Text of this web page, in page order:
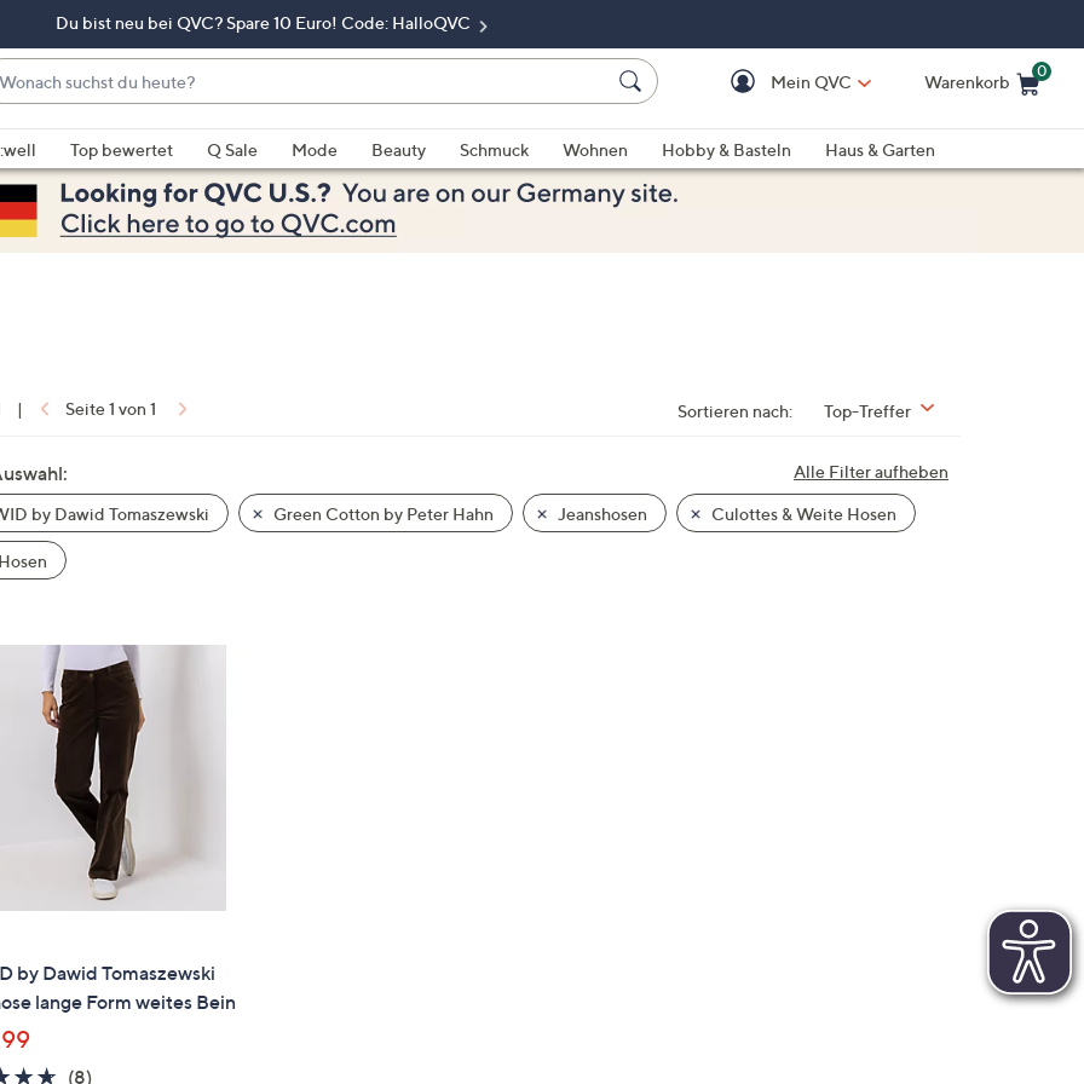
Du bist neu bei QVC? Spare 10 Euro! Code: HalloQVC
Mein QVC Warenkorb
0
Top bewertet Q Sale Mode Beauty Schmuck Wohnen Hobby & Basteln
Haus & Garten
| Seite 1 von 1 Sortieren nach: Top-Treffer
Alle Filter aufheben
by Dawid Tomaszewski Green Cotton by Peter Hahn Jeanshosen Culottes & Weite Hosen
by Dawid Tomaszewski
lange Form weites Bein
4.6
(8)8